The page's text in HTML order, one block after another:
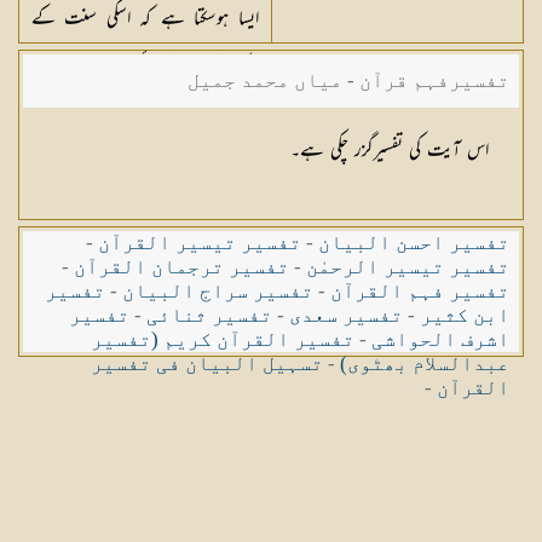
ایسا ہوسکتا ہے کہ اسکی سنت کے
احکام پھیر دیے جائیں
تفسیرفہم قرآن - میاں محمد جمیل
اس آیت کی تفسیرگزر چکی ہے۔
تفسیر احسن البیان - تفسیر تیسیر القرآن -
تفسیر تیسیر الرحمٰن - تفسیر ترجمان القرآن -
تفسیر فہم القرآن - تفسیر سراج البیان - تفسیر
ابن کثیر - تفسیر سعدی - تفسیر ثنائی - تفسیر
اشرف الحواشی - تفسیر القرآن کریم (تفسیر
عبدالسلام بھٹوی)-تسہیل البیان فی تفسیر
القرآن -